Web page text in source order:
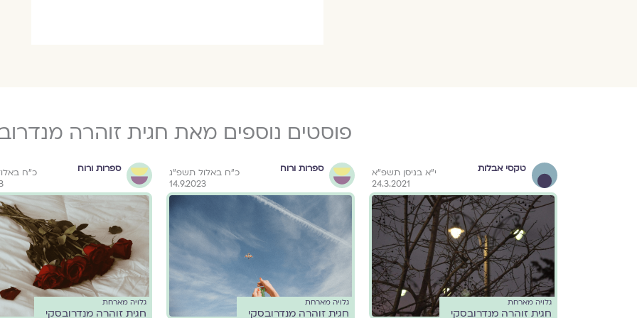
פוסטים נוספים מאת חגית זוהרה
טקסי אבלות
י"א בניסן תשפ"א
24.3.2021
גלויה מארחת
חגית זוהרה מנדרובסקי
ספרות ורוח
כ״ח באלול תשפ״ג
14.9.2023
גלויה מארחת
חגית זוהרה מנדרובסקי
ספרות ורוח
כ״ח
גלויה מארחת
חגית זוהרה מנדרובסקי